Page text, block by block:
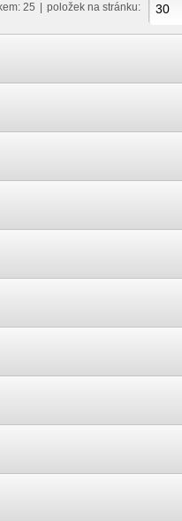
25 položek na stránku: 30